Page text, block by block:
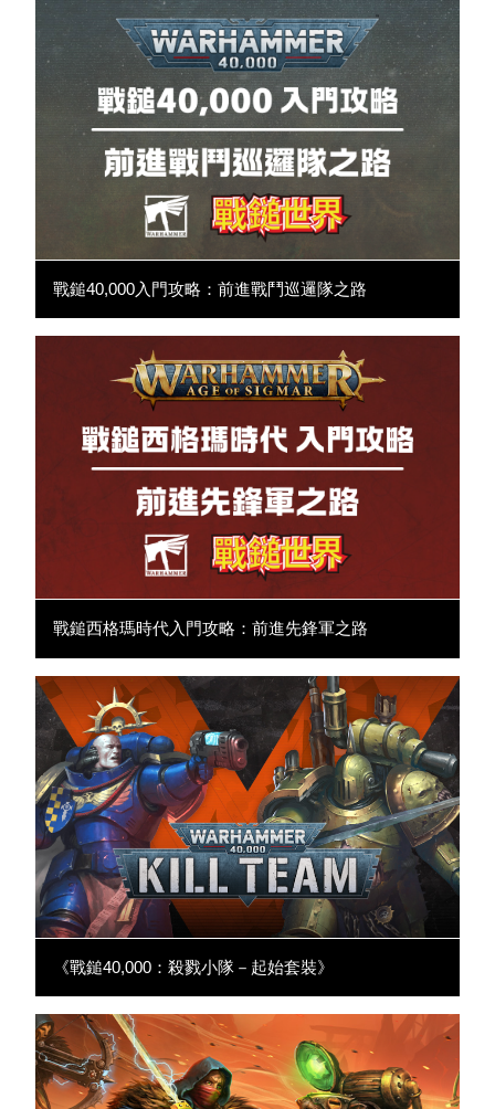
戰鎚40,000入門攻略：前進戰鬥巡邏隊之路
戰鎚西格瑪時代入門攻略：前進先鋒軍之路
《戰鎚40,000：殺戮小隊－起始套裝》